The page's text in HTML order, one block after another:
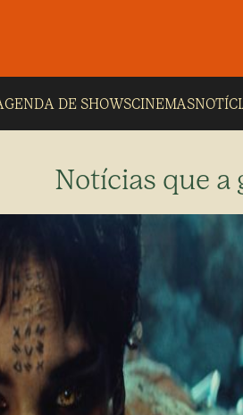
DE SHOWSCINEMAS
Notícias que a